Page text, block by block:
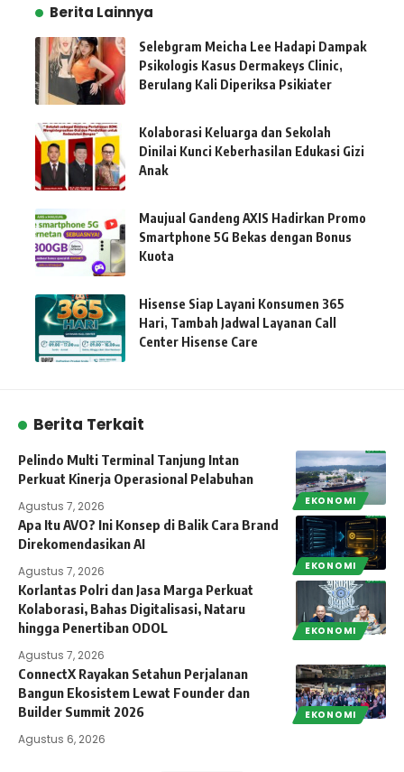
Berita Lainnya
Selebgram Meicha Lee Hadapi Dampak
Psikologis Kasus Dermakeys Clinic,
Berulang Kali Diperiksa Psikiater
Kolaborasi Keluarga dan Sekolah
Dinilai Kunci Keberhasilan Edukasi Gizi
Anak
Maujual Gandeng AXIS Hadirkan Promo
Smartphone 5G Bekas dengan Bonus
Kuota
Hisense Siap Layani Konsumen 365
Hari, Tambah Jadwal Layanan Call
Center Hisense Care
Berita Terkait
EKONOMI
Pelindo Multi Terminal Tanjung Intan
Perkuat Kinerja Operasional Pelabuhan
Agustus 7, 2026
EKONOMI
Apa Itu AVO? Ini Konsep di Balik Cara Brand
Direkomendasikan AI
Agustus 7, 2026
EKONOMI
Korlantas Polri dan Jasa Marga Perkuat
Kolaborasi, Bahas Digitalisasi, Nataru
hingga Penertiban ODOL
Agustus 7, 2026
EKONOMI
ConnectX Rayakan Setahun Perjalanan
Bangun Ekosistem Lewat Founder dan
Builder Summit 2026
Agustus 6, 2026